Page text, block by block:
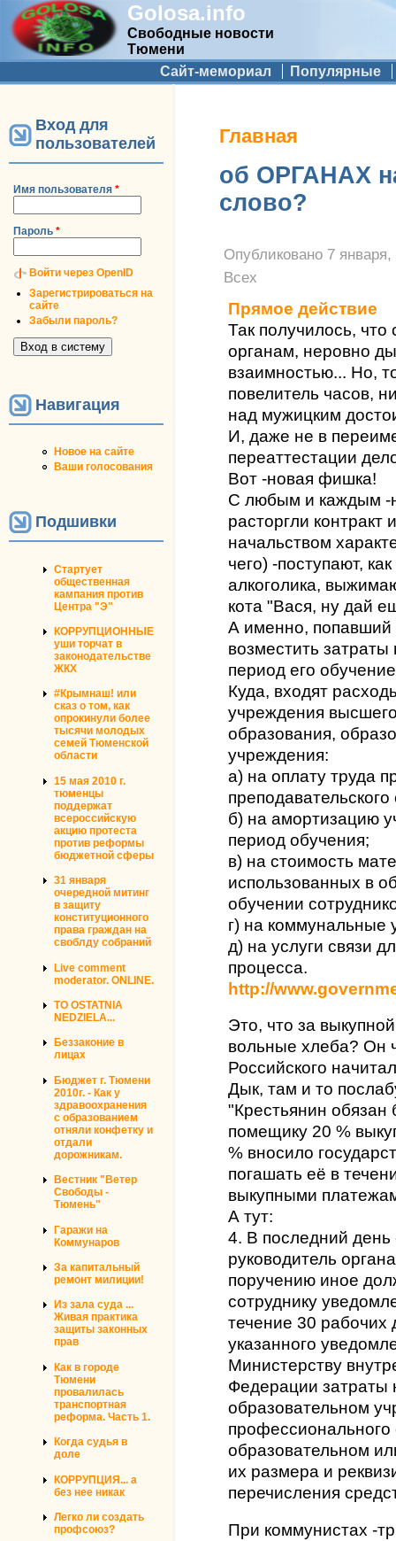
Golosa.info
Свободные новости
Тюмени
Дополнительное меню
Сайт-мемориал Популярные
Вход для
пользователей
Имя пользователя *
Пароль *
Войти через OpenID
Зарегистрироваться на
сайте
Забыли пароль?
Навигация
Новое на сайте
Ваши голосования
Подшивки
Стартует
общественная
кампания против
Центра "Э"
КОРРУПЦИОННЫЕ
уши торчат в
законодательстве
ЖКХ
#Крымнаш! или
сказ о том, как
опрокинули более
тысячи молодых
семей Тюменской
области
15 мая 2010 г.
тюменцы
поддержат
всероссийскую
акцию протеста
против реформы
бюджетной сферы
31 января
очередной митинг
в защиту
конституционного
права граждан на
своблду собраний
Live comment
moderator. ONLINE.
TO OSTATNIA
NEDZIELA...
Беззаконие в
лицах
Бюджет г. Тюмени
2010г. - Как у
здравоохранения
с образованием
отняли конфетку и
отдали
дорожникам.
Вестник "Ветер
Свободы -
Тюмень"
Гаражи на
Коммунаров
За капитальный
ремонт милиции!
Из зала суда ...
Живая практика
защиты законных
прав
Как в городе
Тюмени
провалилась
транспортная
реформа. Часть 1.
Когда судья в
доле
КОРРУПЦИЯ... а
без нее никак
Легко ли создать
профсоюз?
Вы здесь
Главная
об ОРГАНАХ
слово?
Опубликовано 7
Всех
Прямое действие
Так получилось, что
органам, неровно
взаимностью... Но,
повелитель часов,
над мужицким
И, даже не в
переаттестации
Вот -новая фишка!
С любым и каждым -
расторгли
начальством
чего) -поступают,
алкоголика,
кота "Вася, ну дай
А именно,
возместить
период его
Куда, входят
учреждения
образования,
учреждения:
а) на оплату труда
преподавательского
б) на амортизацию
период обучения;
в) на стоимость
использованных в
обучении
г) на коммунальные
д) на услуги связи
процесса.
http://
Это, что за
вольные хлеба? Он
Российского
Дык, там и то
"Крестьянин
помещику 20 %
% вносило
погашать её в
выкупными
А тут:
4. В последний
руководитель
поручению иное
сотруднику
течение 30 рабочих
указанного
Министерству
Федерации затраты
образовательном
профессионального
образовательном
их размера и
перечисления
При коммунистах -